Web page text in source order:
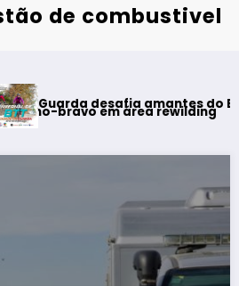
de combustivel
em área rewilding
desafia amantes do BTT na